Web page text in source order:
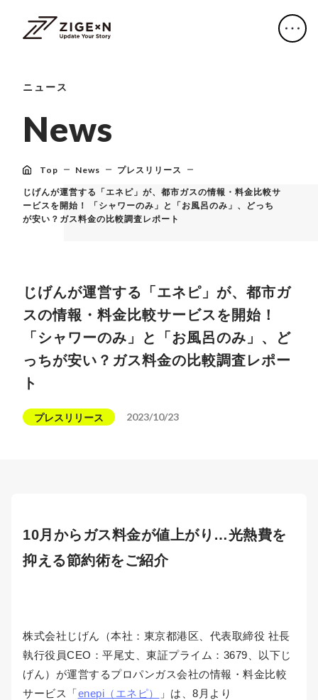
ニュース
News
Top News プレスリリース
じげんが運営する「エネピ」が、都市ガスの情報・料金比較サ
ービスを開始！ 「シャワーのみ」と「お風呂のみ」、どっち
が安い？ガス料金の比較調査レポート
じげんが運営する「エネピ」が、都市ガ
スの情報・料金比較サービスを開始！
「シャワーのみ」と「お風呂のみ」、ど
っちが安い？ガス料金の比較調査レポー
ト
プレスリリース 2023/10/23
10月からガス料金が値上がり…光熱費を
抑える節約術をご紹介
株式会社じげん（本社：東京都港区、代表取締役 社長
執行役員CEO：平尾丈、東証プライム：3679、以下じ
げん）が運営するプロパンガス会社の情報・料金比較
サービス「enepi（エネピ）
」は、8月より